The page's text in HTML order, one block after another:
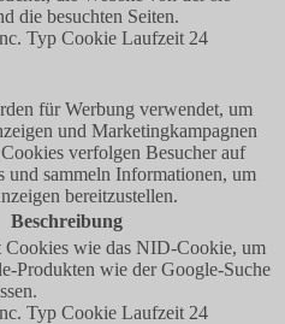
die besuchten Seiten.
Typ Cookie Laufzeit 24
für Werbung verwendet, um
und Marketingkampagnen
verfolgen Besucher auf
und sammeln Informationen, um
bereitzustellen.
Beschreibung
Cookies wie das NID-Cookie, um
Produkten wie der Google-Suche
Typ Cookie Laufzeit 24